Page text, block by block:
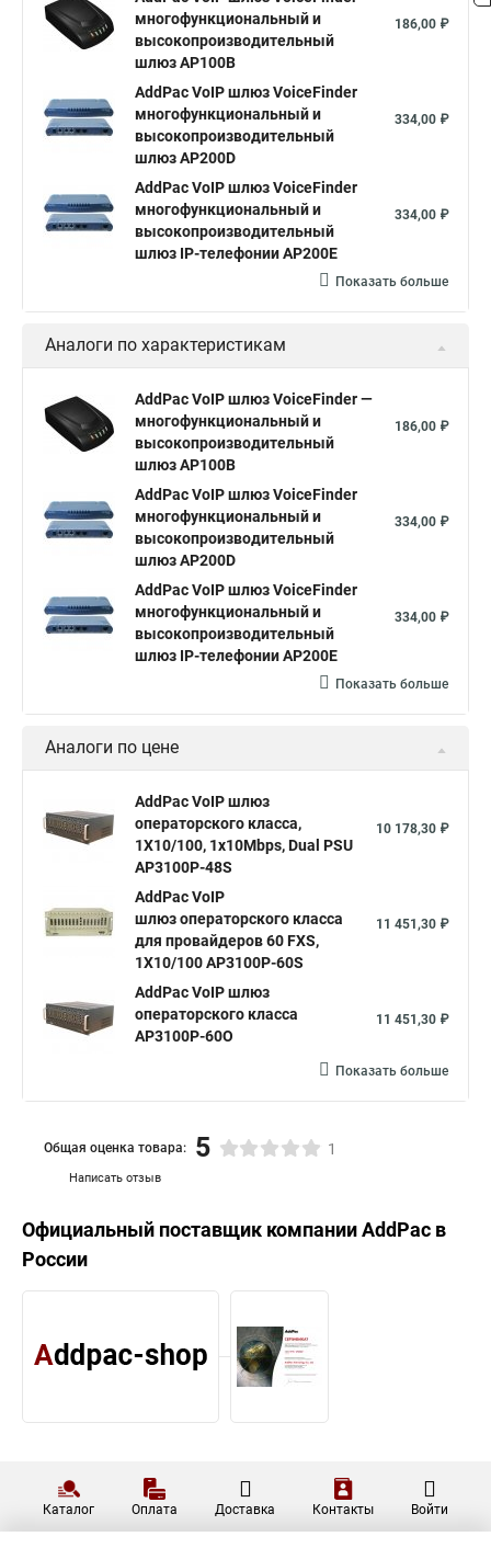
многофункциональный и
высокопроизводительный
шлюз AP100B
186,00 ₽
AddPac VoIP шлюз VoiceFinder
многофункциональный и
высокопроизводительный
шлюз AP200D
334,00 ₽
AddPac VoIP шлюз VoiceFinder
многофункциональный и
высокопроизводительный
шлюз IP-телефонии AP200E
334,00 ₽
Показать больше
Аналоги по характеристикам
AddPac VoIP шлюз VoiceFinder —
многофункциональный и
высокопроизводительный
шлюз AP100B
186,00 ₽
AddPac VoIP шлюз VoiceFinder
многофункциональный и
высокопроизводительный
шлюз AP200D
334,00 ₽
AddPac VoIP шлюз VoiceFinder
многофункциональный и
высокопроизводительный
шлюз IP-телефонии AP200E
334,00 ₽
Показать больше
Аналоги по цене
AddPac VoIP шлюз
операторского класса,
1X10/100, 1x10Mbps, Dual PSU
AP3100P-48S
10 178,30 ₽
AddPac VoIP
шлюз операторского класса
для провайдеров 60 FXS,
1X10/100 AP3100P-60S
11 451,30 ₽
AddPac VoIP шлюз
операторского класса
AP3100P-60O
11 451,30 ₽
Показать больше
Написать отзыв
Общая оценка товара: 5 1
Официальный поставщик компанииAddPac в
России
Каталог Оплата Доставка Контакты Войти